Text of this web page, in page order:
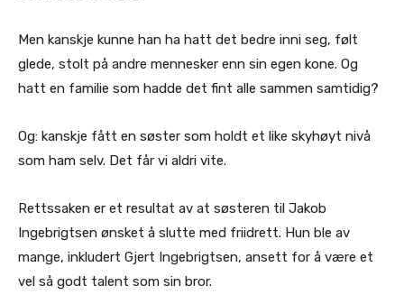
Men kanskje kunne han ha hatt det bedre inni seg, følt
glede, stolt på andre mennesker enn sin egen kone. Og
hatt en familie som hadde det fint alle sammen samtidig?
Og: kanskje fått en søster som holdt et like skyhøyt nivå
som ham selv. Det får vi aldri vite.
Rettssaken er et resultat av at søsteren til Jakob
Ingebrigtsen ønsket å slutte med friidrett. Hun ble av
mange, inkludert Gjert Ingebrigtsen, ansett for å være et
vel så godt talent som sin bror.